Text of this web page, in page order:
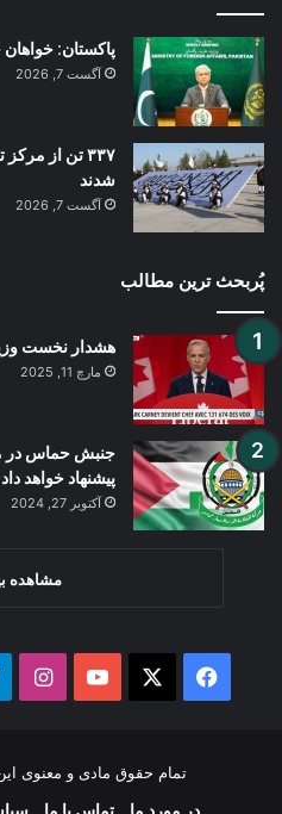
پاکستان: خواهان
آگست 7, 2026
۳۳۷ تن از
شدند
آگست 7, 2026
پُربحث ترین مطالب
هشدار نخست
مارچ 11, 2025
جنبش حماس در
پیشنهاد خواهد داد
آکتوبر 27, 2024
مشاهده
Facebook
YouTube
تمام حقوق مادی و معنوی
در مورد ما تماس با ما